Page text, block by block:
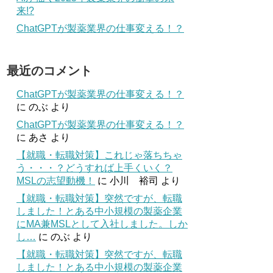
来!?
ChatGPTが製薬業界の仕事変える！？
最近のコメント
ChatGPTが製薬業界の仕事変える！？
に のぶ より
ChatGPTが製薬業界の仕事変える！？
に あさ より
【就職・転職対策】これじゃ落ちちゃ
う・・・？どうすれば上手くいく？
MSLの志望動機！
に 小川 裕司 より
【就職・転職対策】突然ですが、転職
しました！とある中小規模の製薬企業
にMA兼MSLとして入社しました。しか
し… に のぶ より
【就職・転職対策】突然ですが、転職
しました！とある中小規模の製薬企業